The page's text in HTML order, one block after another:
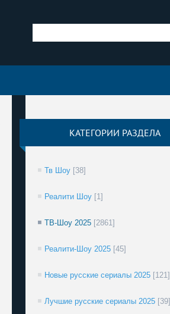
КАТЕГОРИИ РАЗДЕЛА
Тв Шоу [38]
Реалити Шоу [1]
ТВ-Шоу 2025 [2861]
Реалити-Шоу 2025 [45]
Новые русские сериалы 2025 [121]
Лучшие русские сериалы 2025 [39]